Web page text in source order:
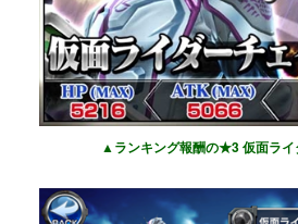
▲ランキング報酬の★3 仮面ライ